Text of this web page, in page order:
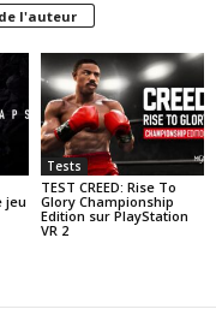
l'auteur
jeu
Tests
TEST CREED: Rise To
Glory Championship
Edition sur PlayStation
VR 2